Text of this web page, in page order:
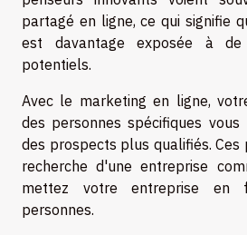
partagé en ligne, ce qui signifie
est davantage exposée à de
potentiels.
Avec le marketing en ligne,
des personnes spécifiques
des prospects plus qualifiés.
recherche d'une entreprise
mettez votre entreprise en
personnes.